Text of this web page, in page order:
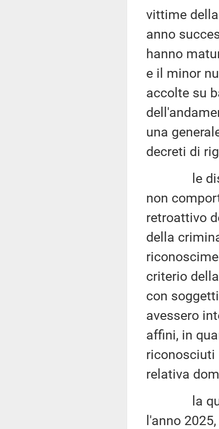
vittime
anno
hanno
e il minor
accolte su
una
decreti di
le
non
retroattivo
della
criterio
con
avessero
affini, in
riconosciuti
relativa
la
l'anno